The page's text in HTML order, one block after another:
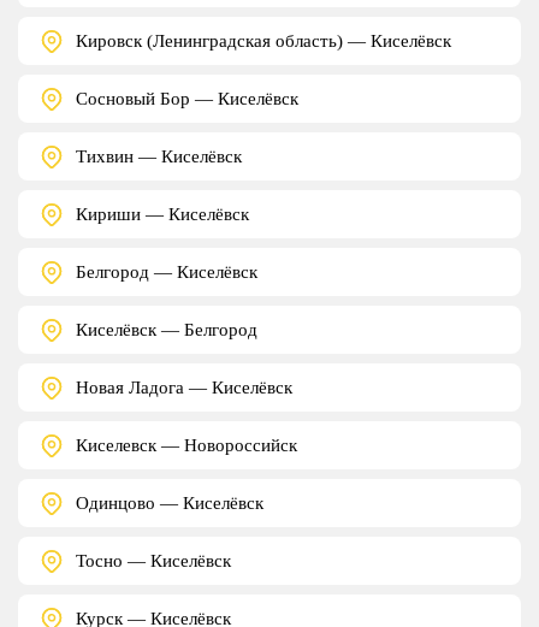
Кировск (Ленинградская область) — Киселёвск
Сосновый Бор — Киселёвск
Тихвин — Киселёвск
Кириши — Киселёвск
Белгород — Киселёвск
Киселёвск — Белгород
Новая Ладога — Киселёвск
Киселевск — Новороссийск
Одинцово — Киселёвск
Тосно — Киселёвск
Курск — Киселёвск